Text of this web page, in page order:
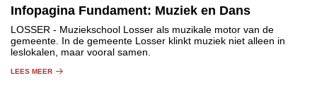
Infopagina Fundament: Muziek en Dans
LOSSER - Muziekschool Losser als muzikale motor van de
gemeente. In de gemeente Losser klinkt muziek niet alleen in
leslokalen, maar vooral samen.
LEES MEER